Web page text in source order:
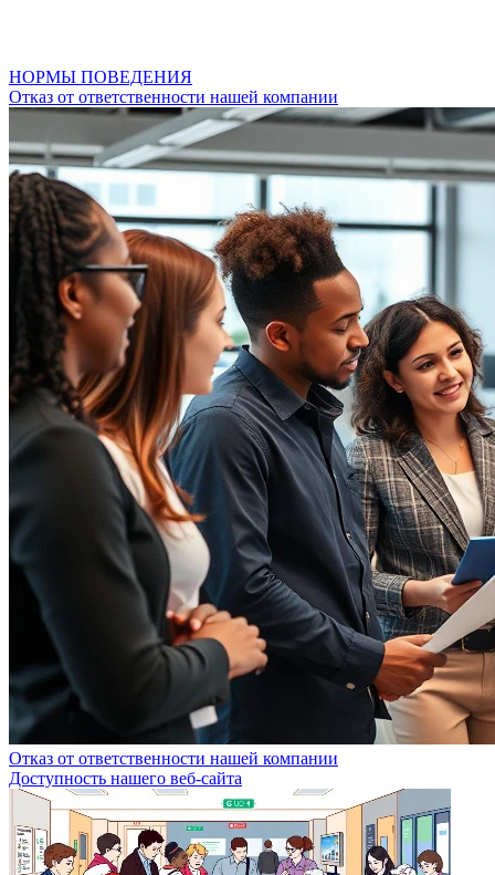
НОРМЫ ПОВЕДЕНИЯ
Отказ от ответственности нашей компании
Отказ от ответственности нашей компании
Доступность нашего веб-сайта